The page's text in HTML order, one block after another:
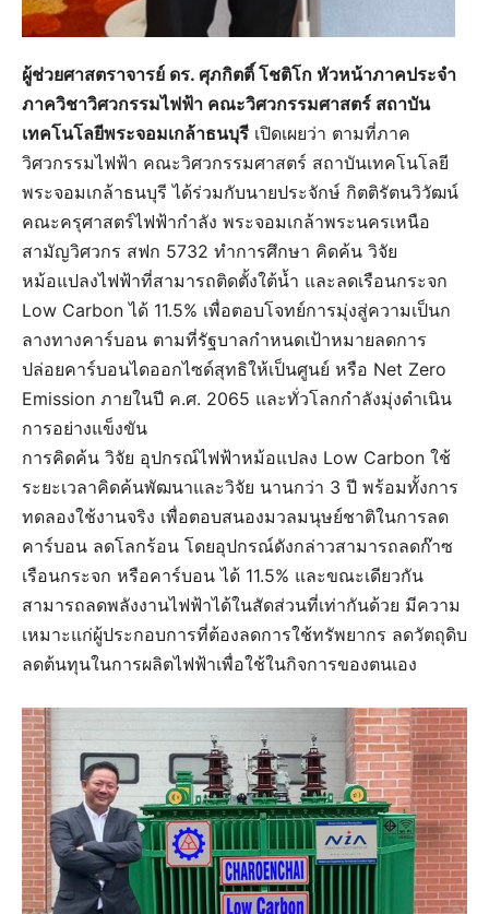
ผู้ช่วยศาสตราจารย์ ดร. ศุภกิตติ์ โชติโก หัวหน้าภาคประจำ
ภาควิชาวิศวกรรมไฟฟ้า คณะวิศวกรรมศาสตร์ สถาบัน
เทคโนโลยีพระจอมเกล้าธนบุรี เปิดเผยว่า ตามที่ภาค
วิศวกรรมไฟฟ้า คณะวิศวกรรมศาสตร์ สถาบันเทคโนโลยี
พระจอมเกล้าธนบุรี ได้ร่วมกับนายประจักษ์ กิตติรัตนวิวัฒน์
คณะครุศาสตร์ไฟฟ้ากำลัง พระจอมเกล้าพระนครเหนือ
สามัญวิศวกร สฟก 5732 ทำการศึกษา คิดค้น วิจัย
หม้อแปลงไฟฟ้าที่สามารถติดตั้งใต้น้ำ และลดเรือนกระจก
Low Carbon ได้ 11.5% เพื่อตอบโจทย์การมุ่งสู่ความเป็นก
ลางทางคาร์บอน ตามที่รัฐบาลกำหนดเป้าหมายลดการ
ปล่อยคาร์บอนไดออกไซด์สุทธิให้เป็นศูนย์ หรือ Net Zero
Emission ภายในปี ค.ศ. 2065 และทั่วโลกกำลังมุ่งดำเนิน
การอย่างแข็งขัน
การคิดค้น วิจัย อุปกรณ์ไฟฟ้าหม้อแปลง Low Carbon ใช้
ระยะเวลาคิดค้นพัฒนาและวิจัย นานกว่า 3 ปี พร้อมทั้งการ
ทดลองใช้งานจริง เพื่อตอบสนองมวลมนุษย์ชาติในการลด
คาร์บอน ลดโลกร้อน โดยอุปกรณ์ดังกล่าวสามารถลดก๊าซ
เรือนกระจก หรือคาร์บอน ได้ 11.5% และขณะเดียวกัน
สามารถลดพลังงานไฟฟ้าได้ในสัดส่วนที่เท่ากันด้วย มีความ
เหมาะแก่ผู้ประกอบการที่ต้องลดการใช้ทรัพยากร ลดวัตถุดิบ
ลดต้นทุนในการผลิตไฟฟ้าเพื่อใช้ในกิจการของตนเอง